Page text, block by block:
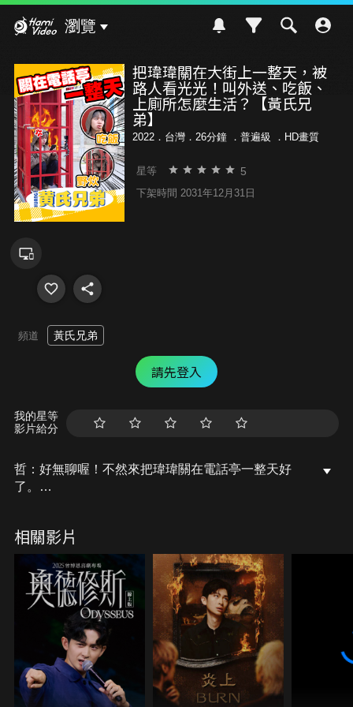
瀏覽
把瑋瑋關在大街上一整天，被
路人看光光！叫外送、吃飯、
上廁所怎麼生活？【黃氏兄
弟】
2022．台灣．26分鐘 ． 普遍級 ．HD畫質
星等 5
下架時間 2031年12月31日
頻道 黃氏兄弟
請先登入
我的星等
影片給分
哲：好無聊喔！不然來把瑋瑋關在電話亭一整天好
了。
相關影片